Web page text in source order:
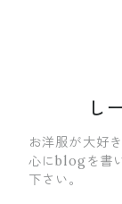
し
お洋服が大好
心にblogを書
下さい。